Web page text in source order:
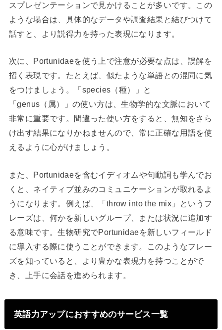
スプレゼンテーションで見かけることが多いです。この
ような場合は、具体的なデータや調査結果と結びつけて
話すと、より説得力を持った表現になります。
次に、Portunidaeを使う上で注意が必要な点は、誤解を
招く表現です。たとえば、似たような単語との混同に気
をつけましょう。「species（種）」と
「genus（属）」の使い方は、生物学的な文脈において
非常に重要です。間違った使い方をすると、無知をさら
け出す結果になりかねませんので、常に正確な用語を使
えるように心がけましょう。
また、Portunidaeを含むイディオムや句動詞も学んでお
くと、ネイティブ並みのコミュニケーションが取れるよ
うになります。例えば、「throw into the mix」というフ
レーズは、何かを新しいグループ、または状況に追加す
る意味です。生物研究でPortunidaeを新しいフィールド
に導入する際に使うことができます。このようなフレー
ズを知っていると、より豊かな表現力を持つことがで
き、上手に会話を進められます。
英語力アップにおすすめのサービス一覧